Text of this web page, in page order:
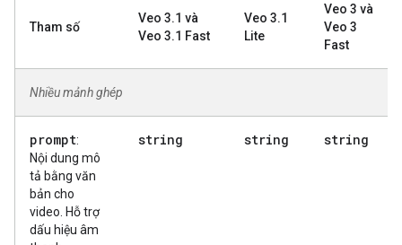
Tham số
Veo 3.1 và
Veo 3.1 Fast
Veo 3.1
Lite
Veo 3 và
Veo 3
Fast
Nhiều mảnh ghép
prompt:
Nội dung mô
tả bằng văn
bản cho
video. Hỗ trợ
dấu hiệu âm
string string string